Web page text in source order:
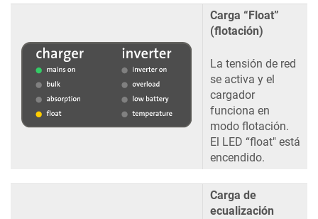
Carga “Float”
(flotación)
La tensión de red
se activa y el
cargador
funciona en
modo flotación.
El LED “float" está
encendido.
Carga de
ecualización